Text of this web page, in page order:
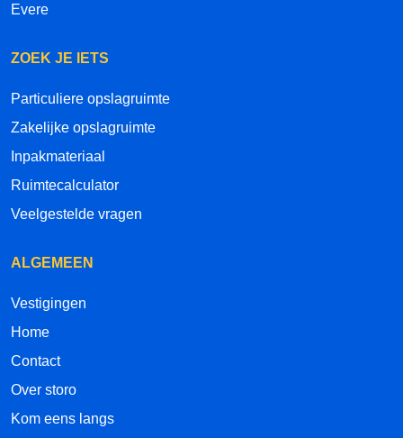
Evere
ZOEK JE IETS
Particuliere opslagruimte
Zakelijke opslagruimte
Inpakmateriaal
Ruimtecalculator
Veelgestelde vragen
ALGEMEEN
Vestigingen
Home
Contact
Over storo
Kom eens langs